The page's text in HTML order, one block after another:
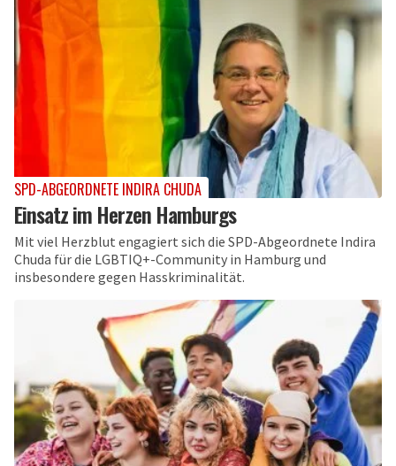
SPD-ABGEORDNETE INDIRA CHUDA
Einsatz im Herzen Hamburgs
Mit viel Herzblut engagiert sich die SPD-Abgeordnete Indira
Chuda für die LGBTIQ+-Community in Hamburg und
insbesondere gegen Hasskriminalität.